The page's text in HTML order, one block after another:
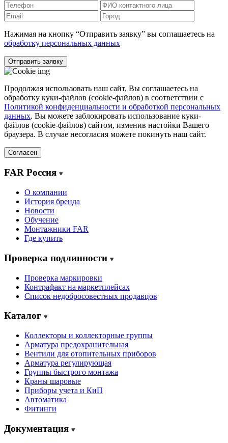
Нажимая на кнопку “Отправить заявку” вы соглашаетесь на
обработку персональных данных
Отправить заявку
Продолжая использовать наш сайт, Вы соглашаетесь на
обработку куки-файлов (cookie-файлов) в соответствии с
Политикой конфиденциальности и обработкой персональных
данных. Вы можете заблокировать использование куки-
файлов (cookie-файлов) сайтом, изменив настойки Вашего
браузера. В случае несогласия можете покинуть наш сайт.
Согласен
FAR Россия
О компании
История бренда
Новости
Обучение
Монтажники FAR
Где купить
Проверка подлинности
Проверка маркировки
Контрафакт на маркетплейсах
Cписок недобросовестных продавцов
Каталог
Коллекторы и коллекторные группы
Арматура предохранительная
Вентили для отопительных приборов
Арматура регулирующая
Группы быстрого монтажа
Краны шаровые
Приборы учета и КиП
Автоматика
Фитинги
Документация